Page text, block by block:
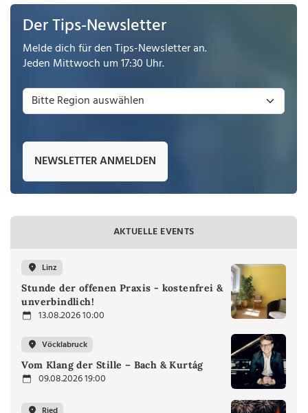
Der Tips-Newsletter
Melde dich für den Tips-Newsletter an.
Jeden Mittwoch um 17:30 Uhr.
NEWSLETTER ANMELDEN
AKTUELLE EVENTS
Linz
Stunde der offenen Praxis - kostenfrei &
unverbindlich!
13.08.2026 10:00
Vöcklabruck
Vom Klang der Stille – Bach & Kurtág
09.08.2026 19:00